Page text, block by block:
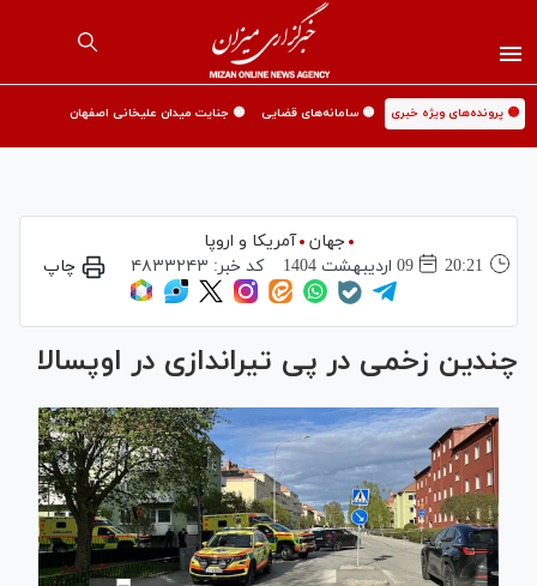
🟡 پرونده‌های ویژه خبری 🟡 سامانه‌های قضایی 🟡 جنایت میدان علیخانی اصفهان
جهان
آمریکا و اروپا
20:21
09 ارديبهشت 1404 کد خبر: ۴۸۳۳۲۴۳ چاپ
چندین زخمی در پی تیراندازی در اوپسالا